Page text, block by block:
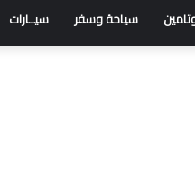
سياحة وسفر سيــارات